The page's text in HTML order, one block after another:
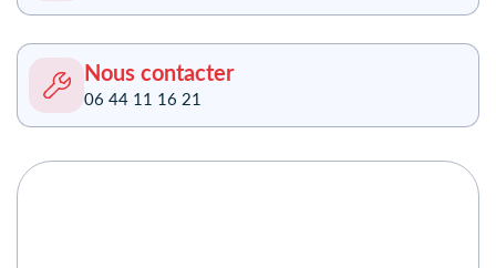
Nous contacter
06 44 11 16 21